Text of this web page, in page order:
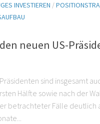
INVESTIEREN /
neuen US-
sind insgesamt
Hälfte sowie nach der
betrachteter Fälle deutlich